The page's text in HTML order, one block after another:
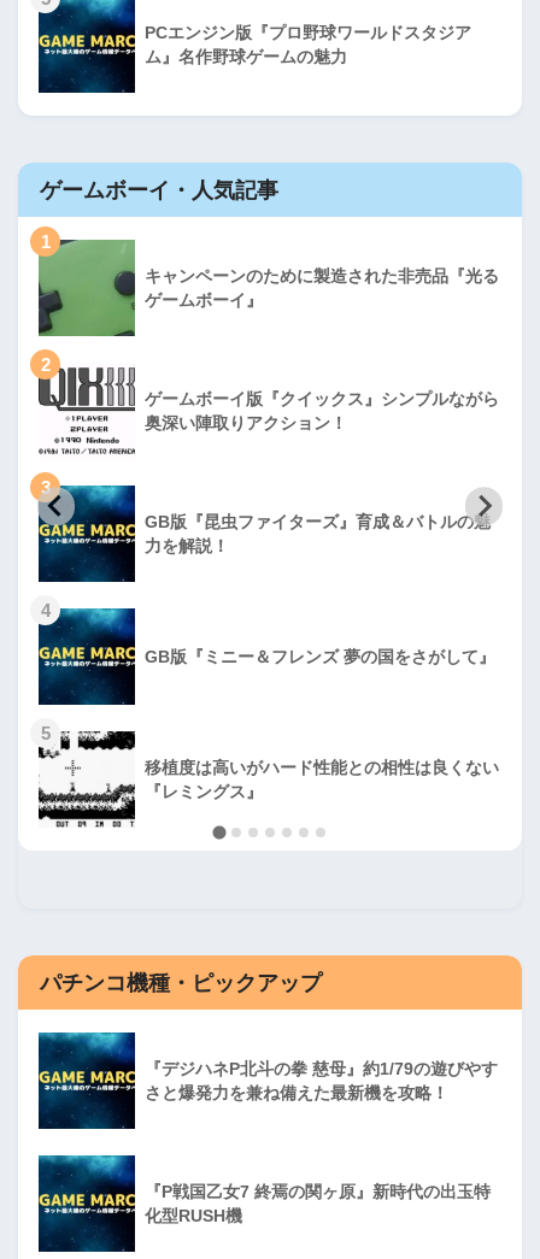
PCエンジン版『プロ野球ワールドスタジア
ム』名作野球ゲームの魅力
ゲームボーイ・人気記事
1
キャンペーンのために製造された非売品『光る
ゲームボーイ』
2
ゲームボーイ版『クイックス』シンプルながら
奥深い陣取りアクション！
3
GB版『昆虫ファイターズ』育成＆バトルの魅
力を解説！
4
GB版『ミニー＆フレンズ 夢の国をさがして』
5
移植度は高いがハード性能との相性は良くない
『レミングス』
パチンコ機種・ピックアップ
『デジハネP北斗の拳 慈母』約1/79の遊びやす
さと爆発力を兼ね備えた最新機を攻略！
『P戦国乙女7 終焉の関ヶ原』新時代の出玉特
化型RUSH機